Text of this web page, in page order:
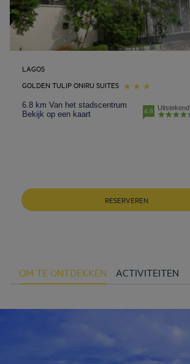
LAGOS
GOLDEN TULIP ONIRU SUITES
6.8 km Van het stadscentrum
Bekijk op een kaart
4.8 Uitstekend
RESERVEREN
OM TE ONTDEKKEN ACTIVITEITEN